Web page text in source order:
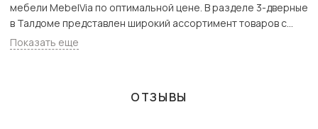
мебели MebelVia по оптимальной цене. В разделе 3-дверные
в Талдоме представлен широкий ассортимент товаров с
доставкой в Москве и Подмосковью, включая Талдом. Всего
товаров в категории «3-дверные» - 173 шт.
Показать еще
ОТЗЫВЫ